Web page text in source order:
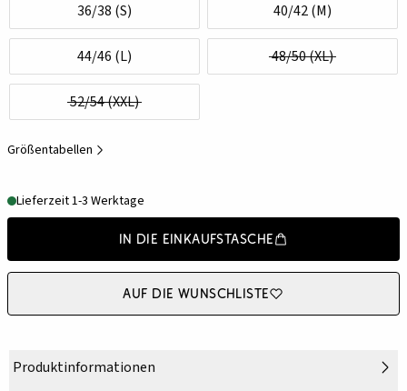
36/38 (S) 40/42 (M)
44/46 (L) 48/50 (XL)
52/54 (XXL)
Größentabellen
Lieferzeit 1-3 Werktage
In die Einkaufstasche
Auf die Wunschliste
Produktinformationen